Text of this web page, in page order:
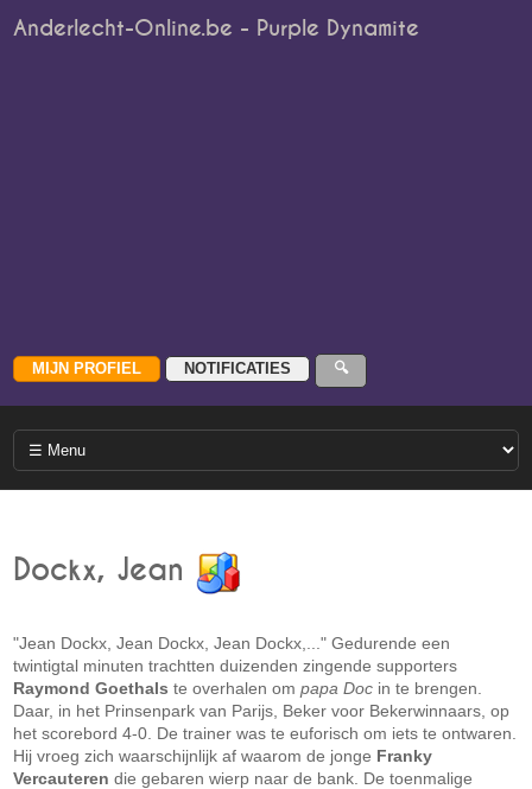
Anderlecht-Online.be - Purple Dynamite
Dockx, Jean
"Jean Dockx, Jean Dockx, Jean Dockx,..." Gedurende een
twintigtal minuten trachtten duizenden zingende supporters
Raymond Goethals te overhalen ompapa Doc in te brengen.
Daar, in het Prinsenpark van Parijs, Beker voor Bekerwinnaars, op
het scorebord 4-0. De trainer was te euforisch om iets te ontwaren.
Hij vroeg zich waarschijnlijk af waarom de jonge Franky
Vercauteren die gebaren wierp naar de bank. De toenmalige